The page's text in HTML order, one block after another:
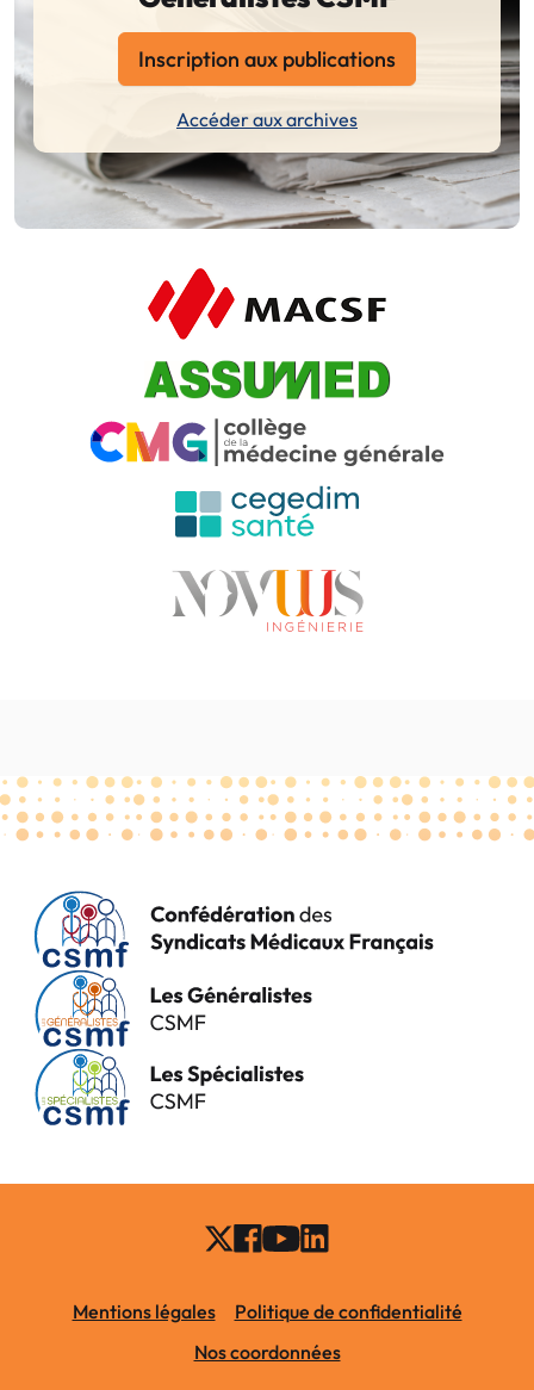
Inscription aux publications
Accéder aux archives
Mentions légales
Politique de confidentialité
Nos coordonnées